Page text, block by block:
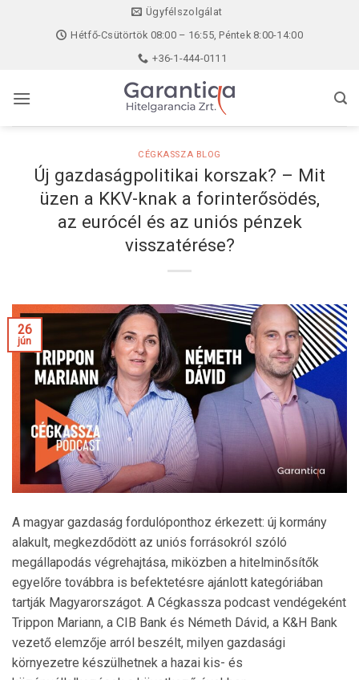
Ügyfélszolgálat
Hétfő-Csütörtök 08:00 – 16:55, Péntek 8:00-14:00
+36-1-444-0111
CÉGKASSZA BLOG
Új gazdaságpolitikai korszak? – Mit
üzen a KKV-knak a forinterősödés,
az eurócél és az uniós pénzek
visszatérése?
26
jún
A magyar gazdaság fordulóponthoz érkezett: új kormány
alakult, megkezdődött az uniós forrásokról szóló
megállapodás végrehajtása, miközben a hitelminősítők
egyelőre továbbra is befektetésre ajánlott kategóriában
tartják Magyarországot. A Cégkassza podcast vendégeként
Trippon Mariann, a CIB Bank és Németh Dávid, a K&H Bank
vezető elemzője arról beszélt, milyen gazdasági
környezetre készülhetnek a hazai kis- és